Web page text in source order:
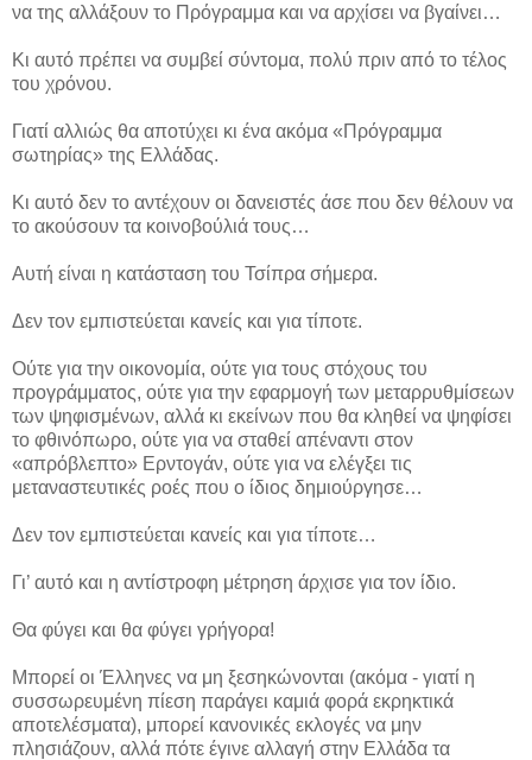
να της αλλάξουν το Πρόγραμμα και να αρχίσει να βγαίνει…
Κι αυτό πρέπει να συμβεί σύντομα, πολύ πριν από το τέλος
του χρόνου.
Γιατί αλλιώς θα αποτύχει κι ένα ακόμα «Πρόγραμμα
σωτηρίας» της Ελλάδας.
Κι αυτό δεν το αντέχουν οι δανειστές άσε που δεν θέλουν να
το ακούσουν τα κοινοβούλιά τους…
Αυτή είναι η κατάσταση του Τσίπρα σήμερα.
Δεν τον εμπιστεύεται κανείς και για τίποτε.
Ούτε για την οικονομία, ούτε για τους στόχους του
προγράμματος, ούτε για την εφαρμογή των μεταρρυθμίσεων
των ψηφισμένων, αλλά κι εκείνων που θα κληθεί να ψηφίσει
το φθινόπωρο, ούτε για να σταθεί απέναντι στον
«απρόβλεπτο» Ερντογάν, ούτε για να ελέγξει τις
μεταναστευτικές ροές που ο ίδιος δημιούργησε…
Δεν τον εμπιστεύεται κανείς και για τίποτε…
Γι’ αυτό και η αντίστροφη μέτρηση άρχισε για τον ίδιο.
Θα φύγει και θα φύγει γρήγορα!
Μπορεί οι Έλληνες να μη ξεσηκώνονται (ακόμα - γιατί η
συσσωρευμένη πίεση παράγει καμιά φορά εκρηκτικά
αποτελέσματα), μπορεί κανονικές εκλογές να μην
πλησιάζουν, αλλά πότε έγινε αλλαγή στην Ελλάδα τα